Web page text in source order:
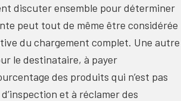
discuter ensemble pour déterminer
peut tout de même être considérée
du chargement complet. Une autre
le destinataire, à payer
des produits qui n’est pas
et à réclamer des